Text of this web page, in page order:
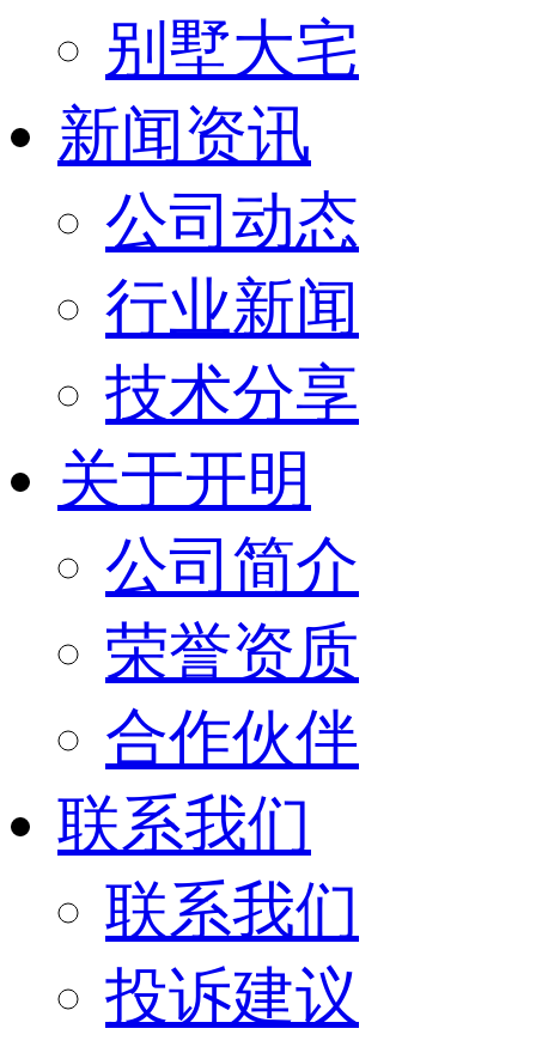
别墅大宅
新闻资讯
公司动态
行业新闻
技术分享
关于开明
公司简介
荣誉资质
合作伙伴
联系我们
联系我们
投诉建议